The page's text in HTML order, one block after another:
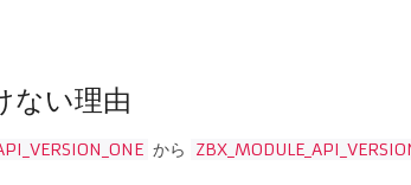
ない理由
から